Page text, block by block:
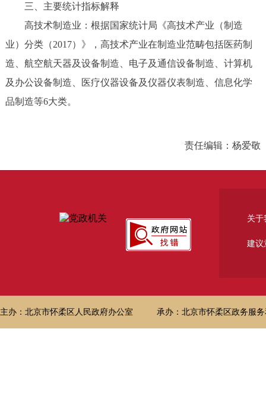
三、主要统计指标解释
高技术制造业：根据国家统计局《高技术产业（制造
业）分类（2017）》，高技术产业在制造业范畴包括医药制
造、航空航天器及设备制造、电子及通信设备制造、计算机
及办公设备制造、医疗仪器设备及仪器仪表制造、信息化学
品制造等6大类。
责任编辑：杨爱敬
关于
建议
主办：北京市怀柔区人民政府办公室 承办：北京市怀柔区政务服